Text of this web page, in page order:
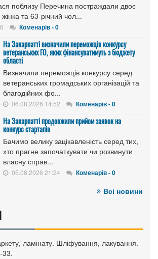
поблизу Перечина постраждали двоє
та 63-річний чол...
Коменарів - 0
На Закарпатті визначили переможців конкурсу
ветеранських ГО, яких фінансуватимуть з бюджету
області
Визначили переможців конкурсу серед
ветеранських громадських організацій та
благодійних фо...
06.08.2026 14:52 Коменарів - 0
На Закарпатті продовжили прийом заявок на
конкурс стартапів
Бачимо велику зацікавленість серед тих,
хто прагне започаткувати чи розвинути
власну справ...
05.08.2026 21:24 Коменарів - 0
Всі новини
ламінату. Шліфування, лакування.
33.